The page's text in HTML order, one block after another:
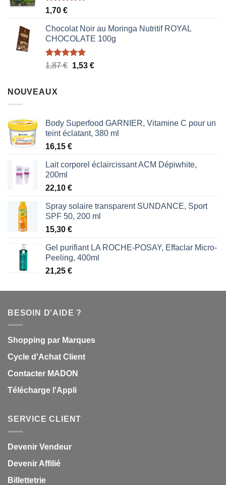
Note5.00
1,70 €
Chocolat Noir au Moringa Nutritif ROYAL
CHOCOLATE 100g
Note5.00
1,87€ Le
1,53 €Le
NOUVEAUX
Body Superfood GARNIER, Vitamine C pour un
teint éclatant, 380 ml
16,15 €
Lait corporel éclaircissant ACM Dépiwhite,
200ml
22,10 €
Spray solaire transparent SUNDANCE, Sport
SPF 50, 200 ml
15,30 €
Gel purifiant LA ROCHE-POSAY, Effaclar Micro-
Peeling, 400ml
21,25 €
BESOIN D'AIDE ?
Shopping par Marques
Cycle d'Achat Client
Contacter MADON
Télécharge l'Appli
SERVICE CLIENT
Devenir Vendeur
Devenir Affilié
Billettetrie